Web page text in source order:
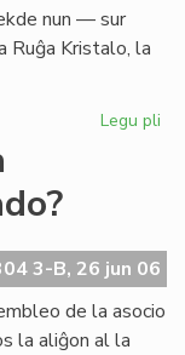
nun — sur
Ruĝa Kristalo, la
Legu pli
la
3-B, 26 jun 06
de la asocio
la aliĝon al la